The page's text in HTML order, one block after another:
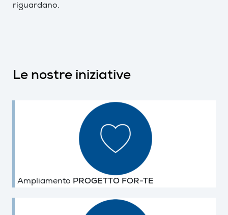
riguardano.
Le nostre iniziative
Ampliamento PROGETTO FOR-TE